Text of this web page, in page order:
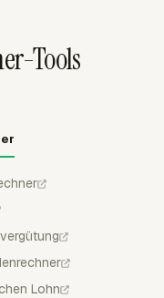
Tools
Lohn